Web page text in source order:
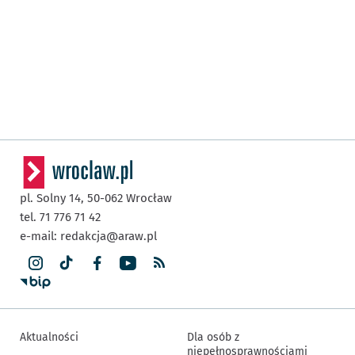
pl. Solny 14, 50-062 Wrocław
tel. 71 776 71 42
e-mail: redakcja@araw.pl
Aktualności
Dla osób z
niepełnosprawnościami